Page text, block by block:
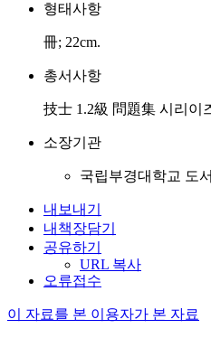
형태사항
冊; 22cm.
총서사항
技士 1.2級 問題集 시리이
소장기관
국립부경대학교 도
내보내기
내책장담기
공유하기
URL 복사
오류접수
이 자료를 본 이용자가 본 자료